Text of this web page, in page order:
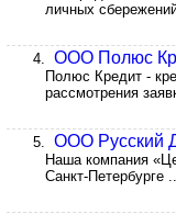
личных
4. ООО Полюс
Полюс Кредит -
рассмотрения
5. ООО Русский
Наша компания
Санкт-Петербурге